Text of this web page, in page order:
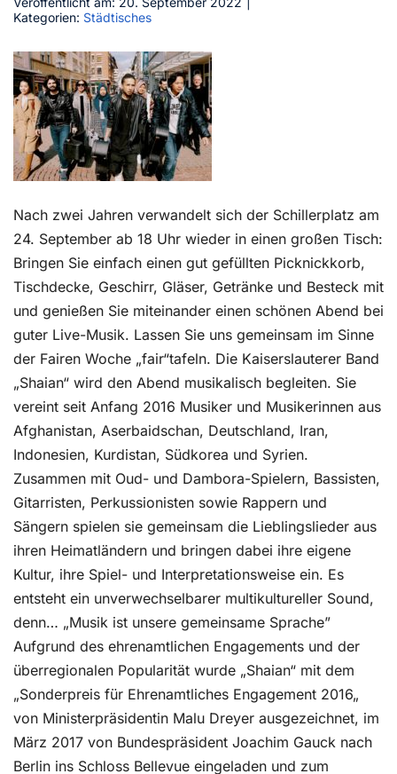
Mediathek
Kontakt
Kategorien: Städtisches
Nach zwei Jahren verwandelt sich der Schillerplatz am
24. September ab 18 Uhr wieder in einen großen Tisch:
Bringen Sie einfach einen gut gefüllten Picknickkorb,
Tischdecke, Geschirr, Gläser, Getränke und Besteck mit
und genießen Sie miteinander einen schönen Abend bei
guter Live-Musik. Lassen Sie uns gemeinsam im Sinne
der Fairen Woche „fair“tafeln. Die Kaiserslauterer Band
„Shaian“ wird den Abend musikalisch begleiten. Sie
vereint seit Anfang 2016 Musiker und Musikerinnen aus
Afghanistan, Aserbaidschan, Deutschland, Iran,
Indonesien, Kurdistan, Südkorea und Syrien.
Zusammen mit Oud- und Dambora-Spielern, Bassisten,
Gitarristen, Perkussionisten sowie Rappern und
Sängern spielen sie gemeinsam die Lieblingslieder aus
ihren Heimatländern und bringen dabei ihre eigene
Kultur, ihre Spiel- und Interpretationsweise ein. Es
entsteht ein unverwechselbarer multikultureller Sound,
denn… „Musik ist unsere gemeinsame Sprache”
Aufgrund des ehrenamtlichen Engagements und der
überregionalen Popularität wurde „Shaian“ mit dem
„Sonderpreis für Ehrenamtliches Engagement 2016„
von Ministerpräsidentin Malu Dreyer ausgezeichnet, im
März 2017 von Bundespräsident Joachim Gauck nach
Berlin ins Schloss Bellevue eingeladen und zum